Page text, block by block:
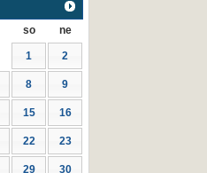
so ne
1 2
8 9
15 16
22 23
29 30